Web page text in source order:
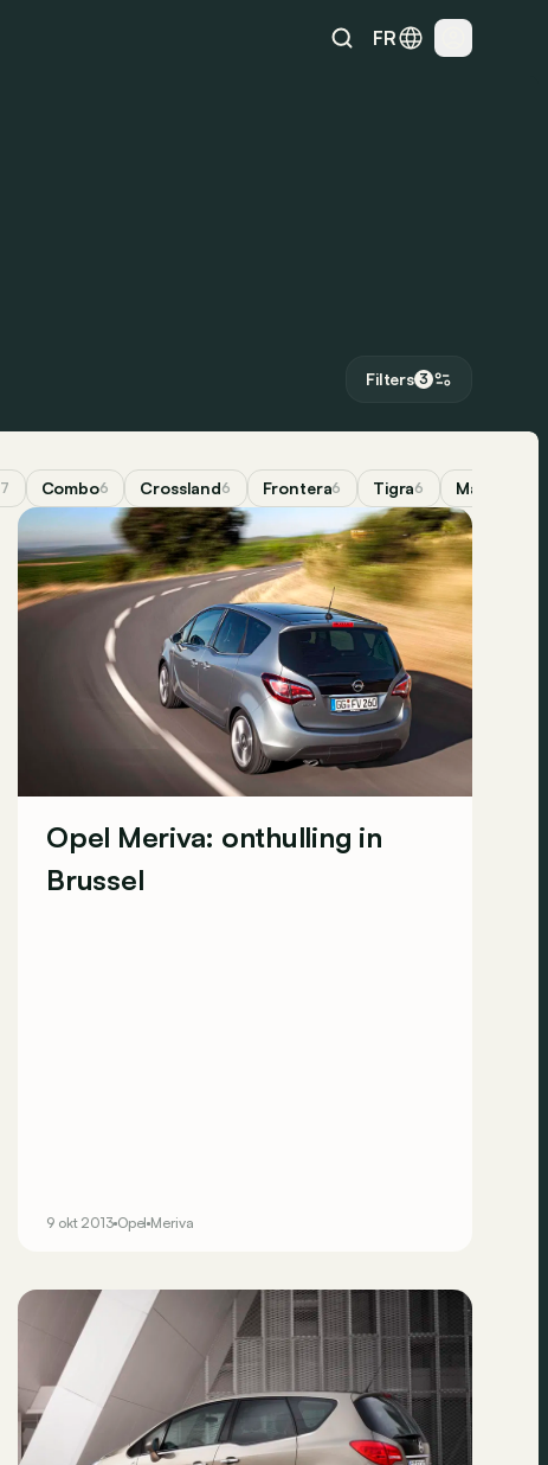
FR
Filters 3
7 Combo6 Crossland6 Frontera6 Tigra6 Manta
Opel Meriva: onthulling in
Brussel
9 okt 2013 Opel Meriva